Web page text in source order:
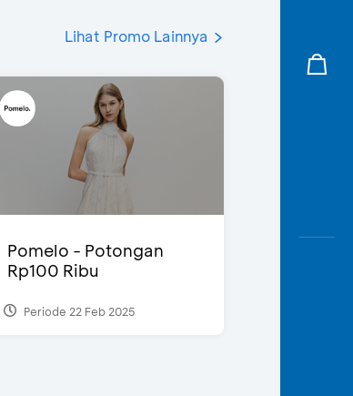
Lihat Promo Lainnya
Pomelo - Potongan
Rp100 Ribu
Periode 22 Feb 2025